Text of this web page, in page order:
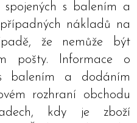
s balením a
nákladů na
že nemůže být
pošty. Informace o
balením a dodáním
rozhraní obchodu
kdy je zboží